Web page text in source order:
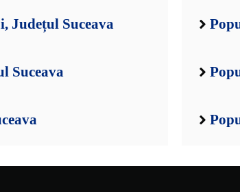
Județul Suceava
Suceava